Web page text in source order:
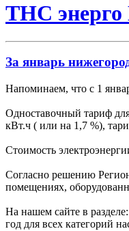
ТНС
За январь
Напоминаем, что с 1
Одноставочный тариф
кВт.ч ( или на 1,7 %),
Стоимость
Согласно решению
помещениях,
На нашем сайте в
год для всех категорий